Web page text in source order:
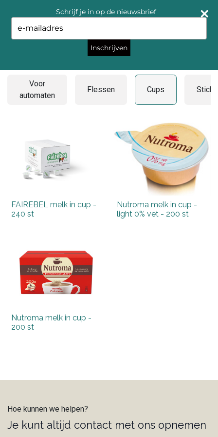
Voor
automaten
Flessen Cups Sticks
FAIREBEL melk in cup -
240 st
Nutroma melk in cup -
light 0% vet - 200 st
Nutroma melk in cup -
200 st
Hoe kunnen we helpen?
Je kunt altijd contact met ons opnemen
Schrijf je in op de nieuwsbrief
your
email
Inschrijven